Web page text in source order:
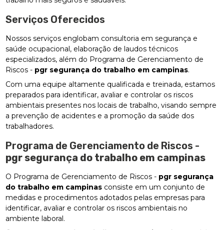
Serviços Oferecidos
Nossos serviços englobam consultoria em segurança e
saúde ocupacional, elaboração de laudos técnicos
especializados, além do Programa de Gerenciamento de
Riscos - pgr segurança do trabalho em campinas.
Com uma equipe altamente qualificada e treinada, estamos
preparados para identificar, avaliar e controlar os riscos
ambientais presentes nos locais de trabalho, visando sempre
a prevenção de acidentes e a promoção da saúde dos
trabalhadores.
Programa de Gerenciamento de Riscos -
pgr segurança do trabalho em campinas
O Programa de Gerenciamento de Riscos - pgr segurança
do trabalho em campinas consiste em um conjunto de
medidas e procedimentos adotados pelas empresas para
identificar, avaliar e controlar os riscos ambientais no
ambiente laboral.